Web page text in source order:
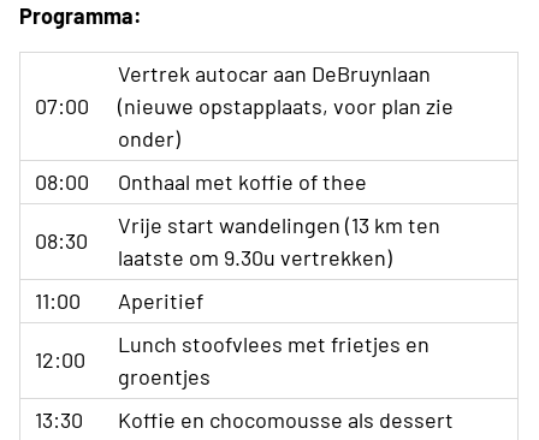
Programma:
07:00
Vertrek autocar aan DeBruynlaan
(nieuwe opstapplaats, voor plan zie
onder)
08:00
Onthaal met koffie of thee
08:30
Vrije start wandelingen (13 km ten
laatste om 9.30u vertrekken)
11:00
Aperitief
12:00
Lunch stoofvlees met frietjes en
groentjes
13:30
Koffie en chocomousse als dessert